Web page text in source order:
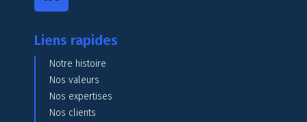
Liens rapides
Notre histoire
Nos valeurs
Nos expertises
Nos clients